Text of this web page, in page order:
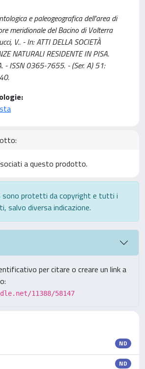
e paleogeografica dell'area di
meridionale del Bacino di Volterra
V.. - In: ATTI DELLA SOCIETÀ
NATURALI RESIDENTE IN PISA.
- ISSN 0365-7655. - (Ser. A) 51:
a questo prodotto.
sono protetti da copyright e tutti i
salvo diversa indicazione.
per citare o creare un link a
11388/58147
ND
ND